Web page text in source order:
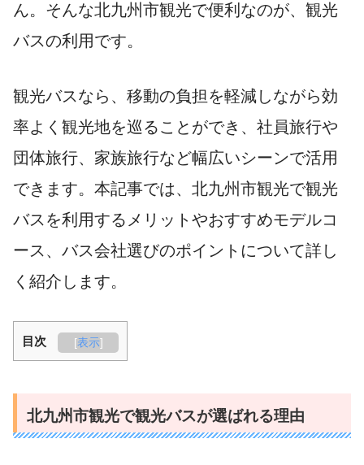
ん。そんな北九州市観光で便利なのが、観光
バスの利用です。
観光バスなら、移動の負担を軽減しながら効
率よく観光地を巡ることができ、社員旅行や
団体旅行、家族旅行など幅広いシーンで活用
できます。本記事では、北九州市観光で観光
バスを利用するメリットやおすすめモデルコ
ース、バス会社選びのポイントについて詳し
く紹介します。
目次 [表示]
北九州市観光で観光バスが選ばれる理由